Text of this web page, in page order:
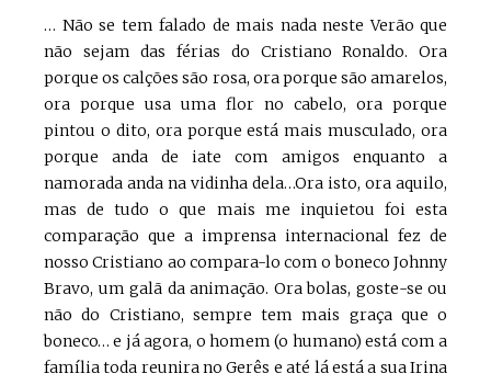
… Não se tem falado de mais nada neste Verão que
não sejam das férias do Cristiano Ronaldo. Ora
porque os calções são rosa, ora porque são amarelos,
ora porque usa uma flor no cabelo, ora porque
pintou o dito, ora porque está mais musculado, ora
porque anda de iate com amigos enquanto a
namorada anda na vidinha dela…Ora isto, ora aquilo,
mas de tudo o que mais me inquietou foi esta
comparação que a imprensa internacional fez de
nosso Cristiano ao compara-lo com o boneco Johnny
Bravo, um galã da animação. Ora bolas, goste-se ou
não do Cristiano, sempre tem mais graça que o
boneco… e já agora, o homem (o humano) está com a
família toda reunira no Gerês e até lá está a sua Irina